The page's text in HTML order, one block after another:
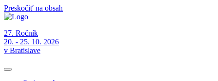
Preskočiť na obsah
27. Ročník
20. - 25. 10. 2026
v Bratislave